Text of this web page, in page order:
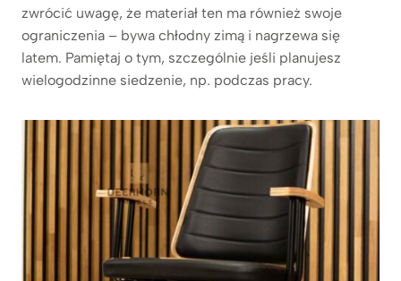
zwrócić uwagę, że materiał ten ma również swoje
ograniczenia – bywa chłodny zimą i nagrzewa się
latem. Pamiętaj o tym, szczególnie jeśli planujesz
wielogodzinne siedzenie, np. podczas pracy.